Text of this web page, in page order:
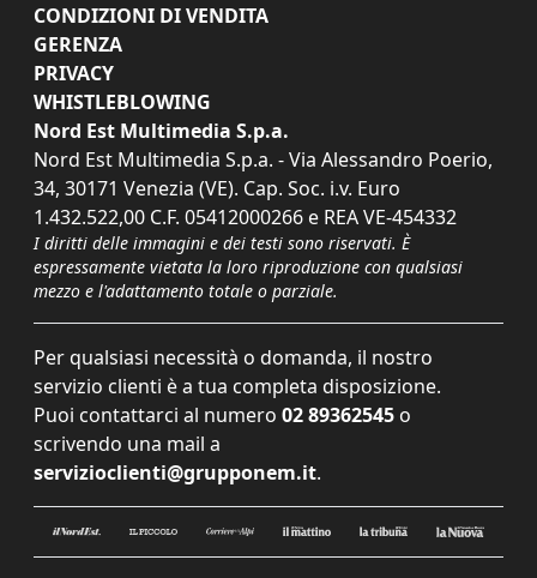
CONDIZIONI DI VENDITA
GERENZA
PRIVACY
WHISTLEBLOWING
Nord Est Multimedia S.p.a.
Nord Est Multimedia S.p.a. - Via Alessandro Poerio,
34, 30171 Venezia (VE). Cap. Soc. i.v. Euro
1.432.522,00 C.F. 05412000266 e REA VE-454332
I diritti delle immagini e dei testi sono riservati. È
espressamente vietata la loro riproduzione con qualsiasi
mezzo e l'adattamento totale o parziale.
Per qualsiasi necessità o domanda, il nostro
servizio clienti è a tua completa disposizione.
Puoi contattarci al numero 02 89362545 o
scrivendo una mail a
servizioclienti@grupponem.it.